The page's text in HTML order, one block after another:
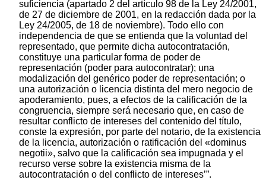
suficiencia (apartado 2 del artículo 98 de la Ley 24/2001,
de 27 de diciembre de 2001, en la redacción dada por la
Ley 24/2005, de 18 de noviembre). Todo ello con
independencia de que se entienda que la voluntad del
representado, que permite dicha autocontratación,
constituye una particular forma de poder de
representación (poder para autocontratar); una
modalización del genérico poder de representación; o
una autorización o licencia distinta del mero negocio de
apoderamiento, pues, a efectos de la calificación de la
congruencia, siempre será necesario que, en caso de
resultar conflicto de intereses del contenido del título,
conste la expresión, por parte del notario, de la existencia
de la licencia, autorización o ratificación del «dominus
negotii», salvo que la calificación sea impugnada y el
recurso verse sobre la existencia misma de la
autocontratación o del conflicto de intereses’”.